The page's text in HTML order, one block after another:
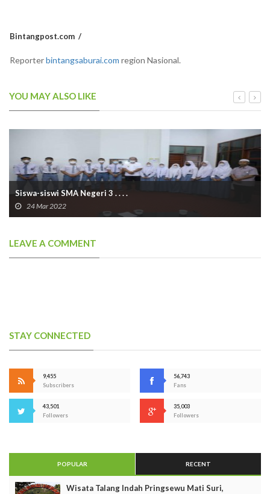
Bintangpost.com
Reporterbintangsaburai.com region Nasional.
YOU MAY ALSO LIKE
Siswa-siswi SMA Negeri 3 . . . .
24 Mar 2022
LEAVE A COMMENT
STAY CONNECTED
9,455
Subscribers
56,743
Fans
43,501
Followers
35,003
Followers
POPULAR RECENT
Wisata Talang Indah Pringsewu Mati Suri,